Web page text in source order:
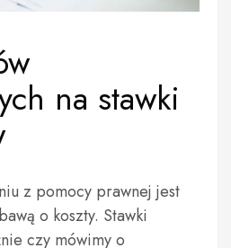
na stawki
z pomocy prawnej jest
o koszty. Stawki
czy mówimy o